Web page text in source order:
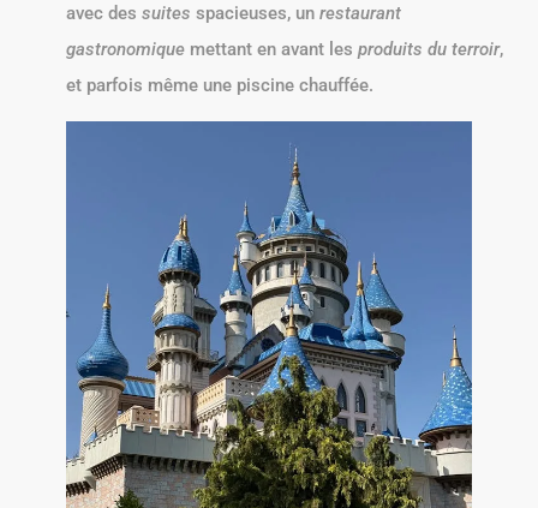
avec des suites spacieuses, un restaurant
gastronomique mettant en avant les produits du terroir,
et parfois même une piscine chauffée.